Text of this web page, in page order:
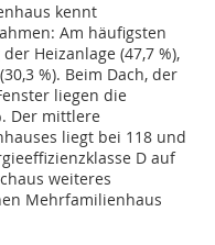
kennt
Am häufigsten
Heizanlage (47,7 %),
%). Beim Dach, der
liegen die
Der mittlere
liegt bei 118 und
D auf
weiteres
Mehrfamilienhaus